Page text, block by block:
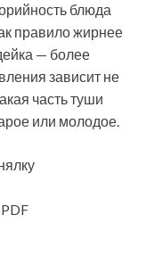
блюда
правило жирнее
— более
зависит не
часть туши
или молодое.